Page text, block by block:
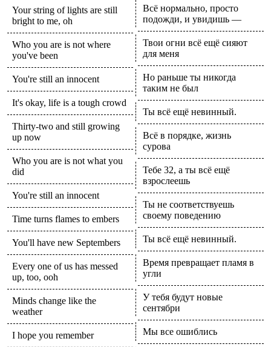
Your string of lights are still
bright to me, oh
Who you are is not where
you've been
You're still an innocent
It's okay, life is a tough crowd
Thirty-two and still growing
up now
Who you are is not what you
did
You're still an innocent
Time turns flames to embers
You'll have new Septembers
Every one of us has messed
up, too, ooh
Minds change like the
weather
I hope you remember
Всё нормально, просто
подожди, и увидишь —
Твои огни всё ещё сияют
для меня
Но раньше ты никогда
таким не был
Ты всё ещё невинный.
Всё в порядке, жизнь
сурова
Тебе 32, а ты всё ещё
взрослеешь
Ты не соответствуешь
своему поведению
Ты всё ещё невинный.
Время превращает пламя в
угли
У тебя будут новые
сентябри
Мы все ошиблись